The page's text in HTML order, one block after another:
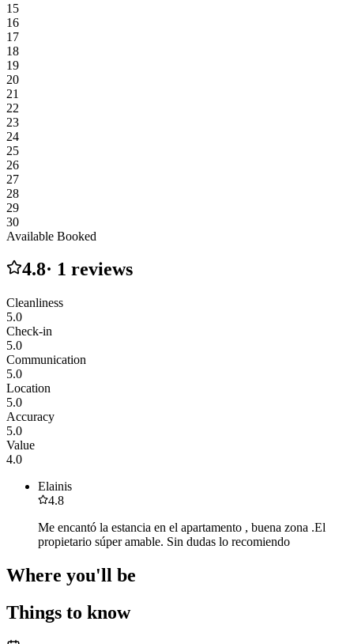
15
16
17
18
19
20
21
22
23
24
25
26
27
28
29
30
Available Booked
4.8· 1 reviews
Cleanliness
5.0
Check-in
5.0
Communication
5.0
Location
5.0
Accuracy
5.0
Value
4.0
Elainis
4.8
Me encantó la estancia en el apartamento , buena zona .El
propietario súper amable. Sin dudas lo recomiendo
Where you'll be
Things to know